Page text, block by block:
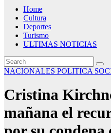
Home
Cultura
Deportes
Turismo
ULTIMAS NOTICIAS
NACIONALES POLITICA
Cristina
mañana el